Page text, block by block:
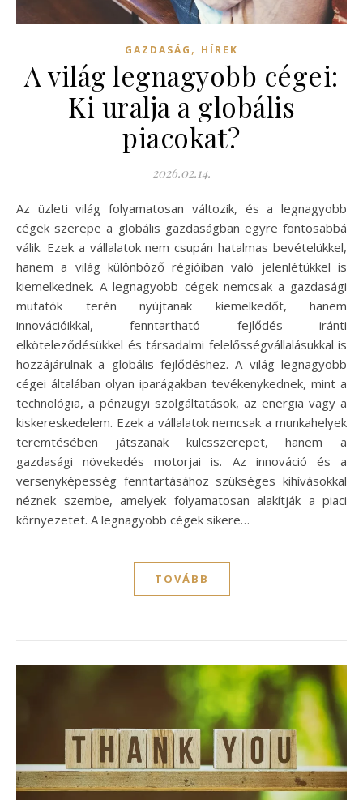
GAZDASÁG , HÍREK
A világ legnagyobb cégei:
Ki uralja a globális
piacokat?
2026.02.14.
Az üzleti világ folyamatosan változik, és a legnagyobb
cégek szerepe a globális gazdaságban egyre fontosabbá
válik. Ezek a vállalatok nem csupán hatalmas bevételükkel,
hanem a világ különböző régióiban való jelenlétükkel is
kiemelkednek. A legnagyobb cégek nemcsak a gazdasági
mutatók terén nyújtanak kiemelkedőt, hanem
innovációikkal, fenntartható fejlődés iránti
elköteleződésükkel és társadalmi felelősségvállalásukkal is
hozzájárulnak a globális fejlődéshez. A világ legnagyobb
cégei általában olyan iparágakban tevékenykednek, mint a
technológia, a pénzügyi szolgáltatások, az energia vagy a
kiskereskedelem. Ezek a vállalatok nemcsak a munkahelyek
teremtésében játszanak kulcsszerepet, hanem a
gazdasági növekedés motorjai is. Az innováció és a
versenyképesség fenntartásához szükséges kihívásokkal
néznek szembe, amelyek folyamatosan alakítják a piaci
környezetet. A legnagyobb cégek sikere…
TOVÁBB